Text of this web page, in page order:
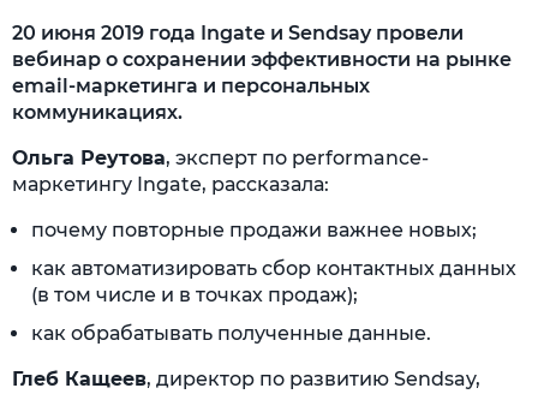
20 июня 2019 года Ingate и Sendsay провели
вебинар о сохранении эффективности на рынке
email-маркетинга и персональных
коммуникациях.
Ольга Реутова, эксперт по performance-
маркетингу Ingate, рассказала:
почему повторные продажи важнее новых;
как автоматизировать сбор контактных данных
(в том числе и в точках продаж);
как обрабатывать полученные данные.
Глеб Кащеев, директор по развитию Sendsay,